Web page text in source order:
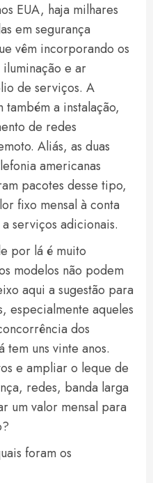
EUA, haja milhares
em segurança
vêm incorporando os
e ar
de serviços. A
a instalação,
de redes
Aliás, as duas
americanas
pacotes desse tipo,
fixo mensal à conta
serviços adicionais.
por lá é muito
modelos não podem
aqui a sugestão para
especialmente aqueles
dos
tem uns vinte anos.
e ampliar o leque de
redes, banda larga
um valor mensal para
foram os